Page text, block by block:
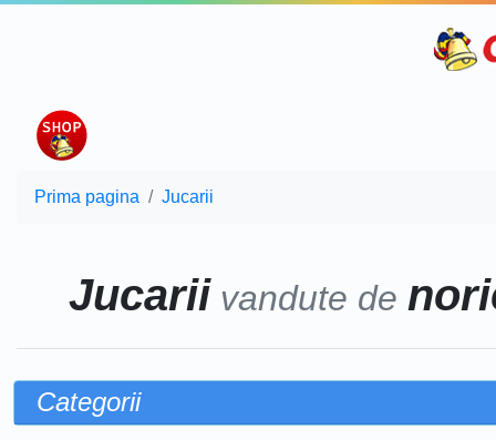
Prima pagina Jucarii
Jucariivandute de
Categorii